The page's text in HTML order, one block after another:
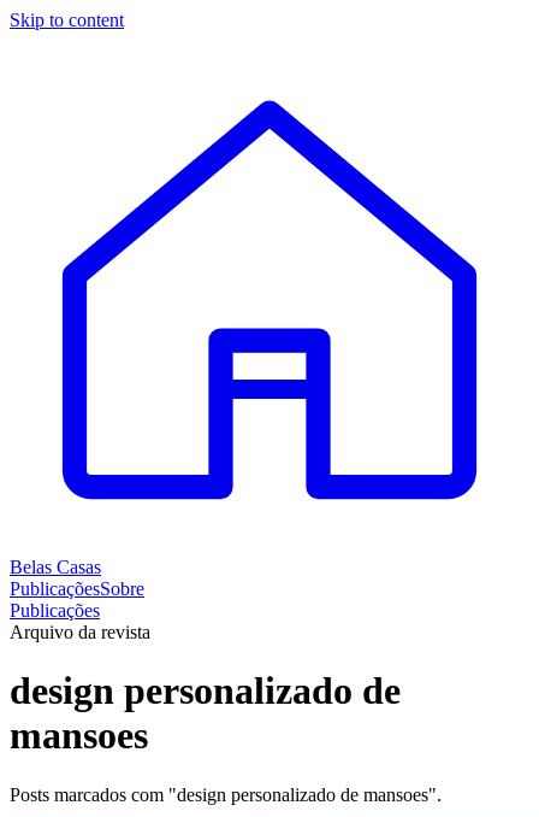
Skip to content
Belas Casas
PublicaçõesSobre
Publicações
Arquivo da revista
design personalizado de
mansoes
Posts marcados com "design personalizado de mansoes".